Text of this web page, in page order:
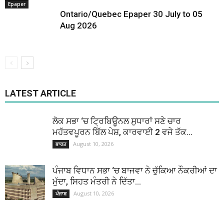
Epaper
Ontario/Quebec Epaper 30 July to 05
Aug 2026
LATEST ARTICLE
ਲੋਕ ਸਭਾ ‘ਚ ਟ੍ਰਿਬਿਊਨਲ ਸੁਧਾਰਾਂ ਸਣੇ ਚਾਰ
ਮਹੱਤਵਪੂਰਨ ਬਿੱਲ ਪੇਸ਼, ਕਾਰਵਾਈ 2 ਵਜੇ ਤੱਕ...
ਭਾਰਤ August 10, 2026
ਪੰਜਾਬ ਵਿਧਾਨ ਸਭਾ ‘ਚ ਬਾਜਵਾ ਨੇ ਚੁੱਕਿਆ ਨੌਕਰੀਆਂ ਦਾ
ਮੁੱਦਾ, ਸਿਹਤ ਮੰਤਰੀ ਨੇ ਦਿੱਤਾ...
ਪੰਜਾਬ August 10, 2026